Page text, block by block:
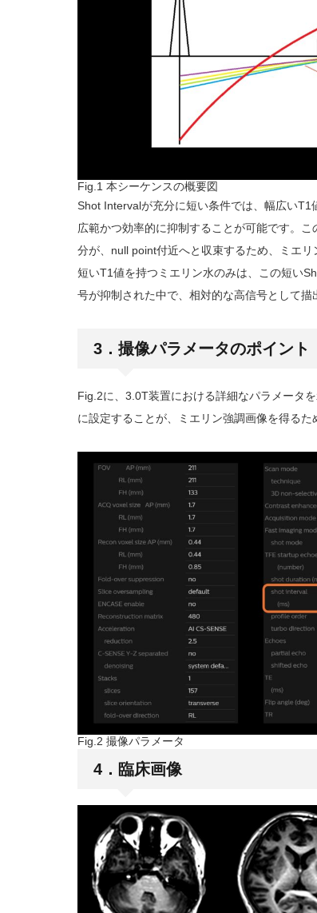
Fig.1 本シーケンスの概要図
Shot Intervalが充分に短い条件では、幅広い
広範かつ効率的に抑制することが可能です。
分が、null point付近へと収束するため、ミエ
短いT1値を持つミエリン水のみは、この短い
号が抑制された中で、相対的な高信号として描
3．撮像パラメータのポイント
Fig.2に、3.0T装置における詳細なパラメータ
に設定することが、ミエリン強調画像を得るた
Fig.2 撮像パラメータ
4．臨床画像